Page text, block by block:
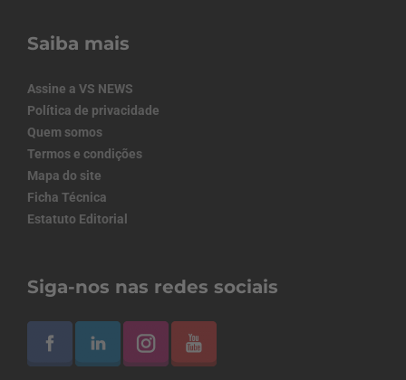
Saiba mais
Assine a VS NEWS
Política de privacidade
Quem somos
Termos e condições
Mapa do site
Ficha Técnica
Estatuto Editorial
Siga-nos nas redes sociais